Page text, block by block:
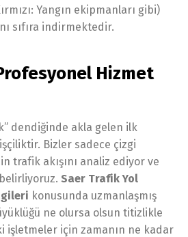
Yangın ekipmanları gibi)
sıfıra indirmektedir.
Hizmet
dendiğinde akla gelen ilk
Bizler sadece çizgi
trafik akışını analiz ediyor ve
Saer Trafik Yol
konusunda uzmanlaşmış
ne olursa olsun titizlikle
işletmeler için zamanın ne kadar